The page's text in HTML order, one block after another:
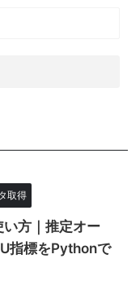
取得
方｜推定オー
指標をPythonで